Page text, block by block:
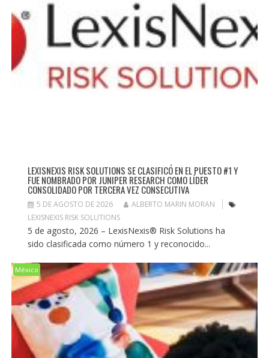
LEXISNEXIS RISK SOLUTIONS SE CLASIFICÓ EN EL PUESTO #1 Y
FUE NOMBRADO POR JUNIPER RESEARCH COMO LÍDER
CONSOLIDADO POR TERCERA VEZ CONSECUTIVA
5 DE AGOSTO DE 2026
ALBERTO MARIN MORAN
LEXISNEXIS RISK SOLUTIONS
5 de agosto, 2026 – LexisNexis® Risk Solutions ha
sido clasificada como número 1 y reconocido...
México